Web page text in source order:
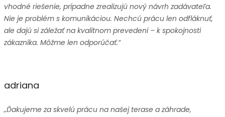
vhodné riešenie, prípadne zrealizujú nový návrh zadávateľa.
Nie je problém s komunikáciou. Nechcú prácu len odfláknuť,
ale dajú si záležať na kvalitnom prevedení – k spokojnosti
zákazníka. Môžme len odporúčať.“
adriana
„Ďakujeme za skvelú prácu na našej terase a záhrade,